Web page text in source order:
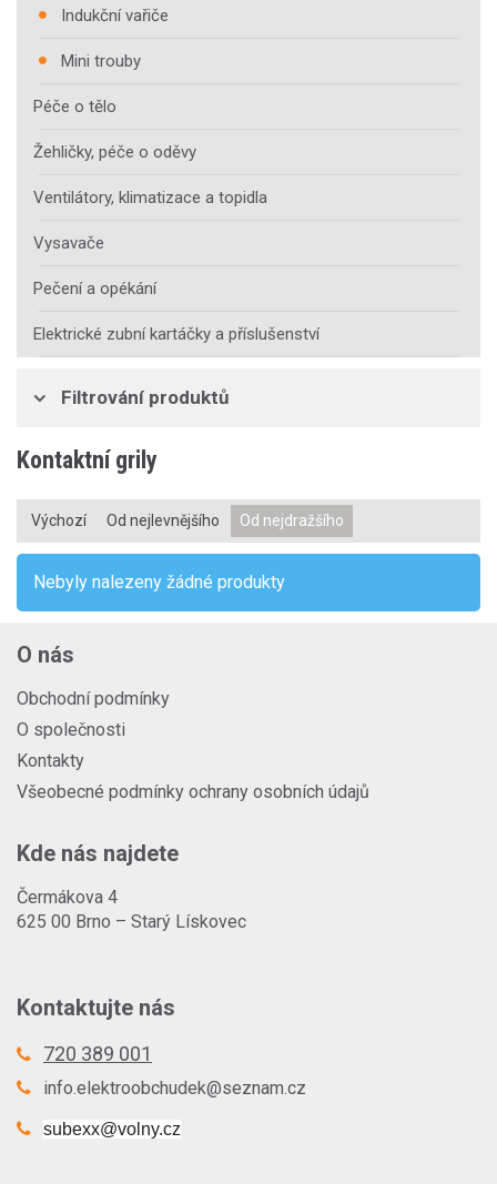
Indukční vařiče
Mini trouby
Péče o tělo
Žehličky, péče o oděvy
Ventilátory, klimatizace a topidla
Vysavače
Pečení a opékání
Elektrické zubní kartáčky a příslušenství
Filtrování produktů
Kontaktní grily
Výchozí Od nejlevnějšího Od nejdražšího
Nebyly nalezeny žádné produkty
O nás
Obchodní podmínky
O společnosti
Kontakty
Všeobecné podmínky ochrany osobních údajů
Kde nás najdete
Čermákova 4
625 00 Brno – Starý Lískovec
Kontaktujte nás
720 389 001
info.elektroobchudek@seznam.cz
subexx@volny.cz